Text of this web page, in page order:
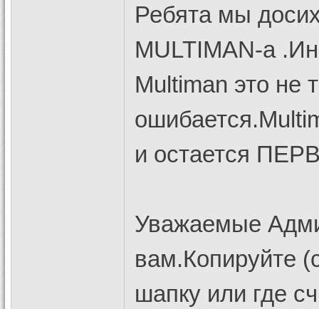
Ребята мы
MULTIMAN-а
Multiman это не
и остается
Уважаемые
вам.Копируйте
шапку или где